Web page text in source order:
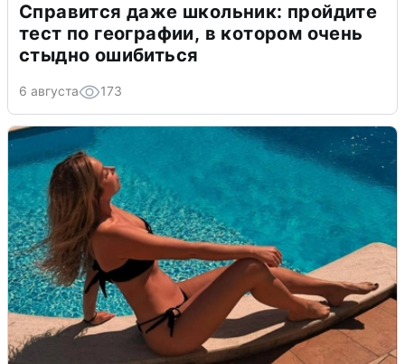
Справится даже школьник: пройдите
тест по географии, в котором очень
стыдно ошибиться
6 августа 173